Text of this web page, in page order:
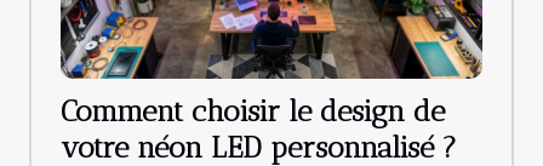
Comment choisir le design de
votre néon LED personnalisé ?